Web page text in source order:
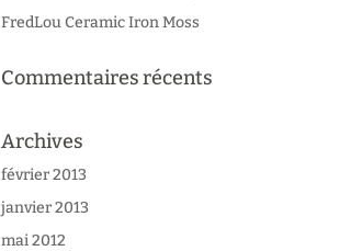
FredLou Ceramic Iron Moss
Commentaires récents
Archives
février 2013
janvier 2013
mai 2012